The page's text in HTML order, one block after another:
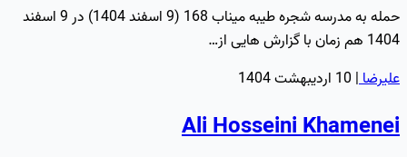
حمله به مدرسه شجره طیبه میناب 168 (9 اسفند 1404) در 9 اسفند
1404 هم زمان با گزارش هایی از…
علیرضا| 10 اردیبهشت 1404
Ali Hosseini Khamenei